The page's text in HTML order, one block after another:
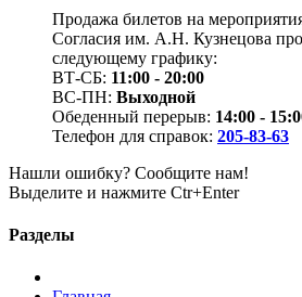
Продажа билетов на
Согласия им. А.Н. Кузнецова
следующему графику:
ВТ-СБ: 11:00 - 20:00
ВС-ПН: Выходной
Обеденный перерыв: 14:00 -
Телефон для справок: 205-83-63
Нашли ошибку? Сообщите нам!
Выделите и нажмите Ctr+Enter
Разделы